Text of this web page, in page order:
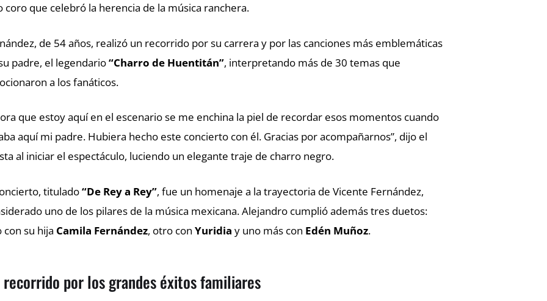
coro que celebró la herencia de la música ranchera.
de 54 años, realizó un recorrido por su carrera y por las canciones más emblemáticas
padre, el legendario“Charro de Huentitán”, interpretando más de 30 temas que
a los fanáticos.
que estoy aquí en el escenario se me enchina la piel de recordar esos momentos cuando
aquí mi padre. Hubiera hecho este concierto con él. Gracias por acompañarnos”, dijo el
al iniciar el espectáculo, luciendo un elegante traje de charro negro.
titulado“De Rey a Rey”, fue un homenaje a la trayectoria de Vicente Fernández,
uno de los pilares de la música mexicana. Alejandro cumplió además tres duetos:
con su hija Camila Fernández, otro conYuridia y uno más con Edén Muñoz.
recorrido por los grandes éxitos familiares